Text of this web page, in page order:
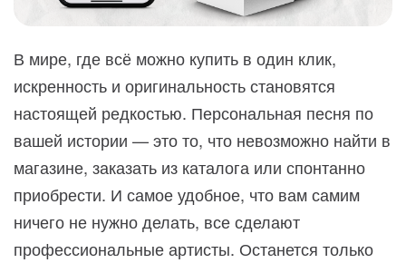
В мире, где всё можно купить в один клик,
искренность и оригинальность становятся
настоящей редкостью. Персональная песня по
вашей истории — это то, что невозможно найти в
магазине, заказать из каталога или спонтанно
приобрести. И самое удобное, что вам самим
ничего не нужно делать, все сделают
профессиональные артисты. Останется только